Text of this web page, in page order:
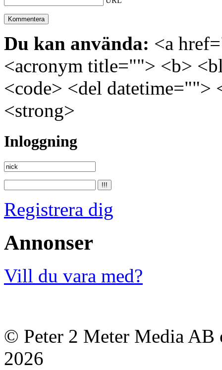
Du kan använda: <a
<acronym title=""> <b>
<code> <del
<strong>
Inloggning
Registrera dig
Annonser
Vill du vara med?
© Peter 2 Meter Media AB
2026